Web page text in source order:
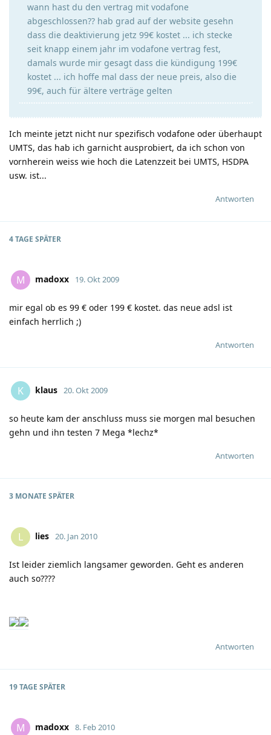
wann hast du den vertrag mit vodafone
abgeschlossen?? hab grad auf der website gesehn
dass die deaktivierung jetz 99€ kostet ... ich stecke
seit knapp einem jahr im vodafone vertrag fest,
damals wurde mir gesagt dass die kündigung 199€
kostet ... ich hoffe mal dass der neue preis, also die
99€, auch für ältere verträge gelten
Ich meinte jetzt nicht nur spezifisch vodafone oder überhaupt
UMTS, das hab ich garnicht ausprobiert, da ich schon von
vornherein weiss wie hoch die Latenzzeit bei UMTS, HSDPA
usw. ist...
Antworten
4 TAGE SPÄTER
M madoxx 19. Okt 2009
mir egal ob es 99 € oder 199 € kostet. das neue adsl ist
einfach herrlich ;)
Antworten
K klaus 20. Okt 2009
so heute kam der anschluss muss sie morgen mal besuchen
gehn und ihn testen 7 Mega *lechz*
Antworten
3 MONATE SPÄTER
L lies 20. Jan 2010
Ist leider ziemlich langsamer geworden. Geht es anderen
auch so????
Antworten
19 TAGE SPÄTER
M madoxx 8. Feb 2010